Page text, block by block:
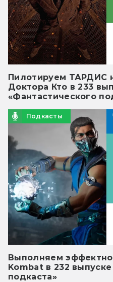
Пилотируем ТАРДИС
Доктора Кто в 233
«Фантастического
Подкасты
Выполняем
Kombat в 232
подкаста»